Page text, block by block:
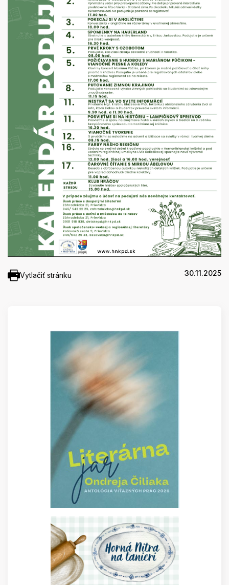
Vytlačiť stránku 30.11.2025